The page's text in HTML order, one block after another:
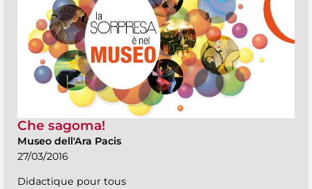
Che sagoma!
Museo dell'Ara Pacis
27/03/2016
Didactique pour tous